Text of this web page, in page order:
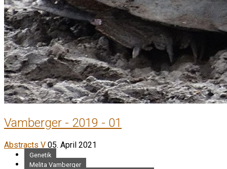
Vamberger - 2019 - 01
Abstracts V 05. April 2021
Genetik
Melita Vamberger